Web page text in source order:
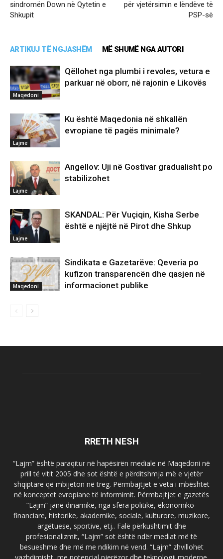
sindromën Down në Qytetin e
Shkupit
për vjetërsimin e lëndëve të
PSP-së
ARTIKUJ TË NGJASHËM MË SHUMË NGA AUTORI
Maqedoni
Qëllohet nga plumbi i revoles, vetura e
parkuar në oborr, në rajonin e Likovës
Lajme
Ku është Maqedonia në shkallën
evropiane të pagës minimale?
Lajme
Angellov: Uji në Gostivar gradualisht po
stabilizohet
Lajme
SKANDAL: Për Vuçiqin, Kisha Serbe
është e njëjtë në Pirot dhe Shkup
Maqedoni
Sindikata e Gazetarëve: Qeveria po
kufizon transparencën dhe qasjen në
informacionet publike
RRETH NESH
“Lajm” është paraqitur në hapësirën mediale në Maqedoni në
prill të vitit 2005 dhe sot është e përditshmja më e vjetër
shqiptare që mbijeton në treg. Përmbajtjet e veta i mbështet
në konceptet evropiane të informimit. Përmbajtjet e gazetës
“Lajm” janë dinamike, nga sfera politike, ekonomiko-
financiare, historike, akademike, sociale, kulturore, muzikore,
argëtuese, sportive, etj.. Falë përkushtimit dhe
profesionalizmit, “Lajm” sot është ndër mediat më të
besueshme dhe më me ndikim në vend. “Lajm” zhvillohet
vazhdimisht, me potencial njerëzor dhe teknologji moderne.